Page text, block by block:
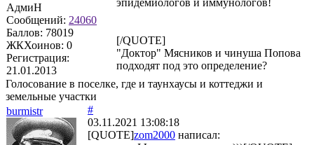
АдмиН
Сообщений: 24060
Баллов: 78019
ЖКХоинов: 0
Регистрация:
21.01.2013
[/QUOTE]
"Доктор" Мясников и чинуша Попова
подходят под это определение?
Голосование в поселке, где и таунхаусы и коттеджи и
земельные участки
burmistr
#
03.11.2021 13:08:18
[QUOTE]zom2000 написал: